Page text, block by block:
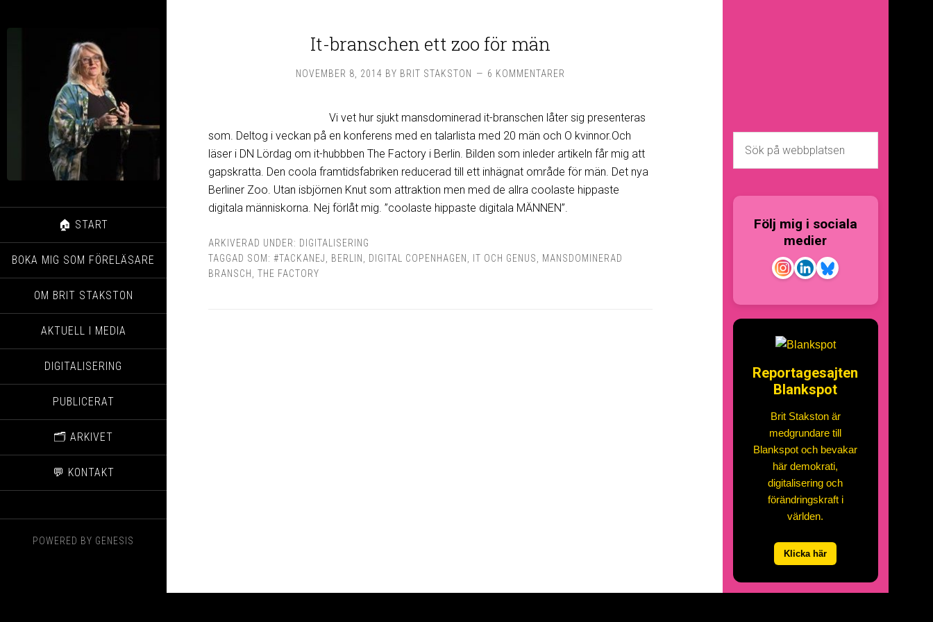
🏠 START
BOKA MIG SOM FÖRELÄSARE
OM BRIT STAKSTON
AKTUELL I MEDIA
DIGITALISERING
PUBLICERAT
🗂️ ARKIVET
💬 KONTAKT
POWERED BY GENESIS
It-branschen ett zoo för män
NOVEMBER 8, 2014 BY BRIT STAKSTON 6 KOMMENTARER
Vi vet hur sjukt mansdominerad it-branschen låter sig presenteras
som. Deltog i veckan på en konferens med en talarlista med 20 män och O kvinnor.Och
läser i DN Lördag om it-hubbben The Factory i Berlin. Bilden som inleder artikeln får mig att
gapskratta. Den coola framtidsfabriken reducerad till ett inhägnat område för män. Det nya
Berliner Zoo. Utan isbjörnen Knut som attraktion men med de allra coolaste hippaste
digitala människorna. Nej förlåt mig. ”coolaste hippaste digitala MÄNNEN”.
ARKIVERAD UNDER: DIGITALISERING
TAGGAD SOM: #TACKANEJ BERLIN DIGITAL COPENHAGEN IT OCH GENUS
MANSDOMINERAD
BRANSCH
THE FACTORY
Följ mig i sociala
medier
Reportagesajten
Blankspot
Brit Stakston är
medgrundare till
Blankspot och bevakar
här demokrati,
digitalisering och
förändringskraft i
världen.
Klicka här